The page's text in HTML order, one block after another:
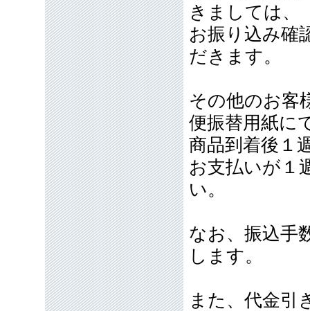
きましては、
お振り込み確
だきます。
その他のお客
便振替用紙に
商品到着後１
お支払いが１
い。
なお、振込手
します。
また、代金引